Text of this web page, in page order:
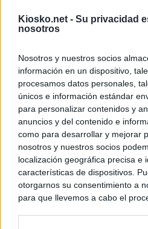
Kiosko.net - Su privacidad
nosotros
Nosotros y nuestros socios
información en un dispositivo,
procesamos datos personales,
únicos e información estándar
para personalizar contenidos y
anuncios y del contenido e
como para desarrollar y mejorar
nosotros y nuestros socios
localización geográfica precisa e
características de dispositivos.
otorgarnos su consentimiento a
para que llevemos a cabo el
© Kiosko.net Aviso Legal